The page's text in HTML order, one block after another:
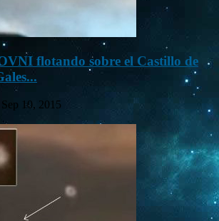
flotando sobre el Castillo de
Sep 10, 2015